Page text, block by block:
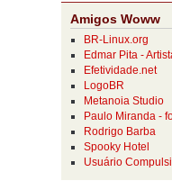
Amigos Woww
BR-Linux.org
Edmar Pita -
Efetividade.net
LogoBR
Metanoia Studio
Paulo Miranda -
Rodrigo Barba
Spooky Hotel
Usuário